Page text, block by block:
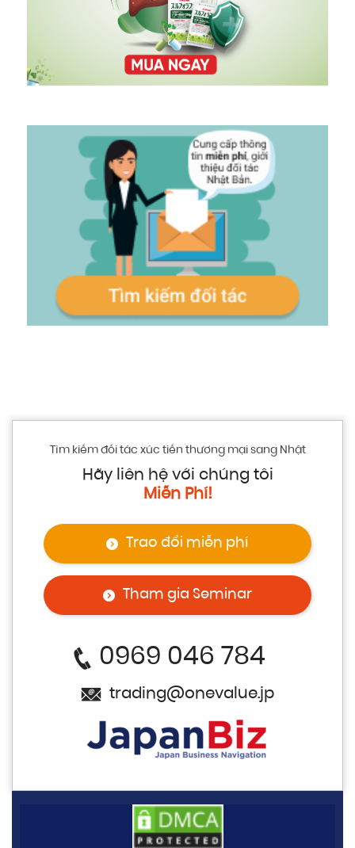
Tìm kiếm đối tác xúc tiến thương mại sang Nhật
Hãy liên hệ với chúng tôi
Miễn Phí!
Trao đổi miễn phí
Tham gia Seminar
0969 046 784
trading@onevalue.jp